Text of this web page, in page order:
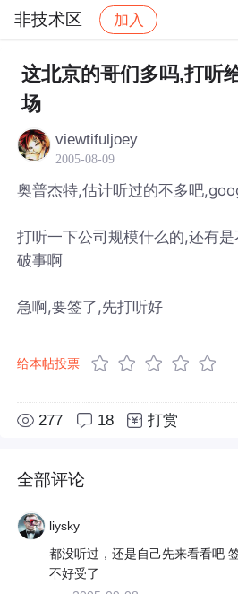
非技术区 加入
社区 非技术区 帖子详情
这北京的哥们多吗,打听
场
viewtifuljoey
2005-08-09
奥普杰特,估计听过的不多吧
打听一下公司规模什么的,还有
破事啊
急啊,要签了,先打听好
给本帖投票
277 18 打赏
全部评论
liysky
都没听过，还是自己先来看看吧
不好受了